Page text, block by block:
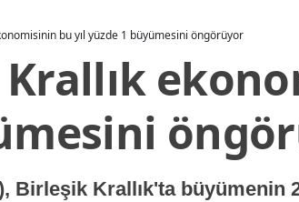
bu yıl yüzde 1 büyümesini öngörüyor
Birleşik Krallık'ta büyümenin